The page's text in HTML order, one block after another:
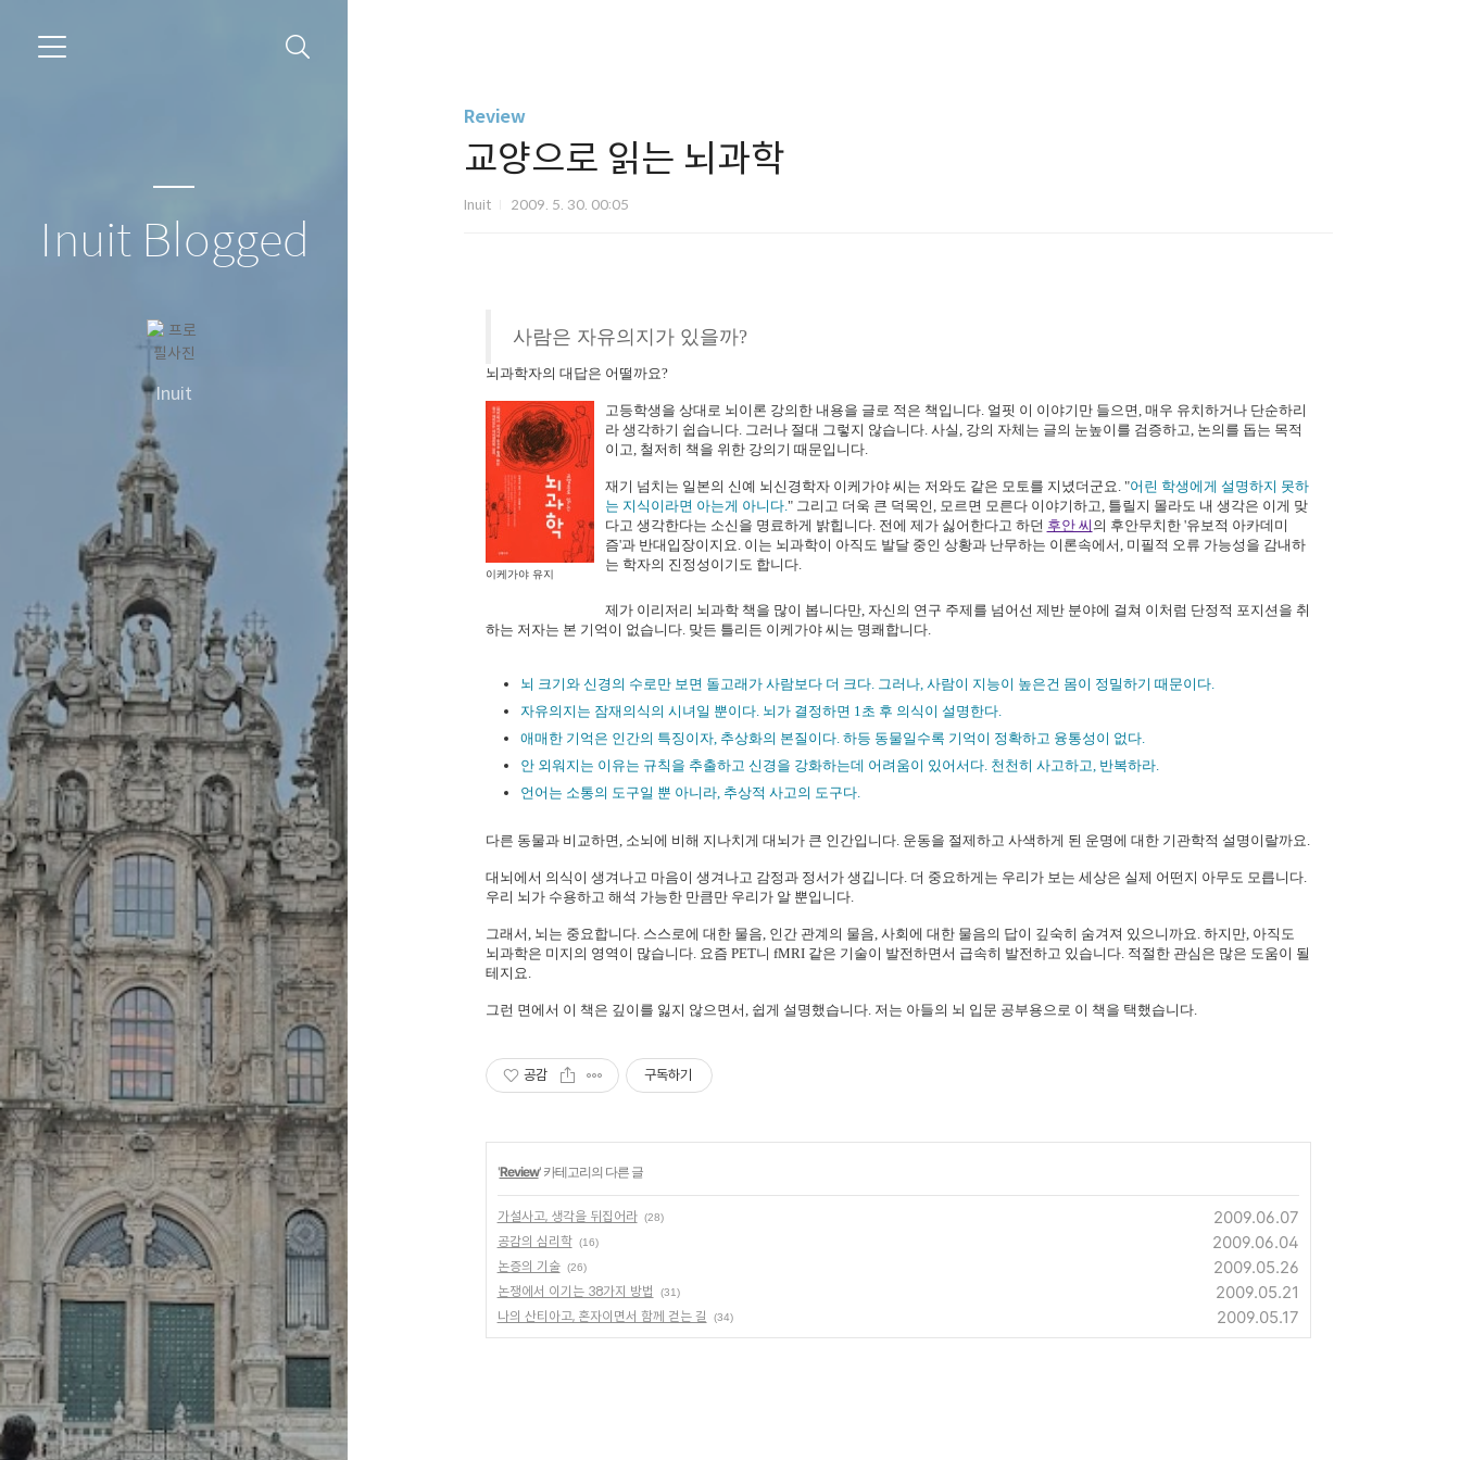
Inuit Blogged
Inuit
Review
교양으로 읽는 뇌과학
Inuit 2009. 5. 30. 00:05
사람은 자유의지가 있을까?
뇌과학자의 대답은 어떨까요?
이케가야 유지
고등학생을 상대로 뇌이론 강의한 내용을 글로 적은 책입니다. 얼핏 이 이야기만 들으면, 매우 유치하거나 단순하리
라 생각하기 쉽습니다. 그러나 절대 그렇지 않습니다. 사실, 강의 자체는 글의 눈높이를 검증하고, 논의를 돕는 목적
이고, 철저히 책을 위한 강의기 때문입니다.
재기 넘치는 일본의 신예 뇌신경학자 이케가야 씨는 저와도 같은 모토를 지녔더군요. "어린 학생에게 설명하지 못하
는 지식이라면 아는게 아니다." 그리고 더욱 큰 덕목인, 모르면 모른다 이야기하고, 틀릴지 몰라도 내 생각은 이게 맞
다고 생각한다는 소신을 명료하게 밝힙니다. 전에 제가 싫어한다고 하던 후안 씨 의 후안무치한 '유보적 아카데미
즘'과 반대입장이지요. 이는 뇌과학이 아직도 발달 중인 상황과 난무하는 이론속에서, 미필적 오류 가능성을 감내하
는 학자의 진정성이기도 합니다.
제가 이리저리 뇌과학 책을 많이 봅니다만, 자신의 연구 주제를 넘어선 제반 분야에 걸쳐 이처럼 단정적 포지션을 취
하는 저자는 본 기억이 없습니다. 맞든 틀리든 이케가야 씨는 명쾌합니다.
뇌 크기와 신경의 수로만 보면 돌고래가 사람보다 더 크다. 그러나, 사람이 지능이 높은건 몸이 정밀하기 때문이다.
자유의지는 잠재의식의 시녀일 뿐이다. 뇌가 결정하면 1초 후 의식이 설명한다.
애매한 기억은 인간의 특징이자, 추상화의 본질이다. 하등 동물일수록 기억이 정확하고 융통성이 없다.
안 외워지는 이유는 규칙을 추출하고 신경을 강화하는데 어려움이 있어서다. 천천히 사고하고, 반복하라.
언어는 소통의 도구일 뿐 아니라, 추상적 사고의 도구다.
다른 동물과 비교하면, 소뇌에 비해 지나치게 대뇌가 큰 인간입니다. 운동을 절제하고 사색하게 된 운명에 대한 기관학적 설명이랄까요.
대뇌에서 의식이 생겨나고 마음이 생겨나고 감정과 정서가 생깁니다. 더 중요하게는 우리가 보는 세상은 실제 어떤지 아무도 모릅니다.
우리 뇌가 수용하고 해석 가능한 만큼만 우리가 알 뿐입니다.
그래서, 뇌는 중요합니다. 스스로에 대한 물음, 인간 관계의 물음, 사회에 대한 물음의 답이 깊숙히 숨겨져 있으니까요. 하지만, 아직도
뇌과학은 미지의 영역이 많습니다. 요즘 PET니 fMRI 같은 기술이 발전하면서 급속히 발전하고 있습니다. 적절한 관심은 많은 도움이 될
테지요.
그런 면에서 이 책은 깊이를 잃지 않으면서, 쉽게 설명했습니다. 저는 아들의 뇌 입문 공부용으로 이 책을 택했습니다.
공감 구독하기
'Review' 카테고리의 다른 글
가설사고, 생각을 뒤집어라 (28) 2009.06.07
공감의 심리학 (16) 2009.06.04
논증의 기술 (26) 2009.05.26
논쟁에서 이기는 38가지 방법 (31) 2009.05.21
나의 산티아고, 혼자이면서 함께 걷는 길 (34) 2009.05.17